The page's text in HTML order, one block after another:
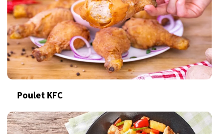
Poulet KFC